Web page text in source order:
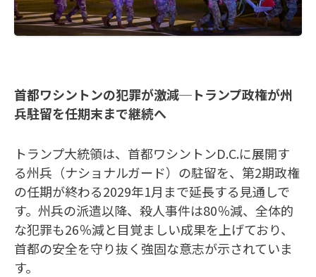
首都ワシントンの犯罪が激減─トランプ政権が州
兵駐留を任期末まで継続へ
トランプ大統領は、首都ワシントンD.C.に展開す
る州兵（ナショナルガード）の駐留を、第2期政権
の任期が終わる2029年1月まで延長する見通しで
す。州兵の派遣以降、殺人事件は80％減、全体的
な犯罪も26％減と目覚ましい成果を上げており、
首都の安全を守り抜く強固な意志が示されていま
す。